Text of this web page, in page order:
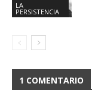
LA
PERSISTENCIA
1 COMENTARIO